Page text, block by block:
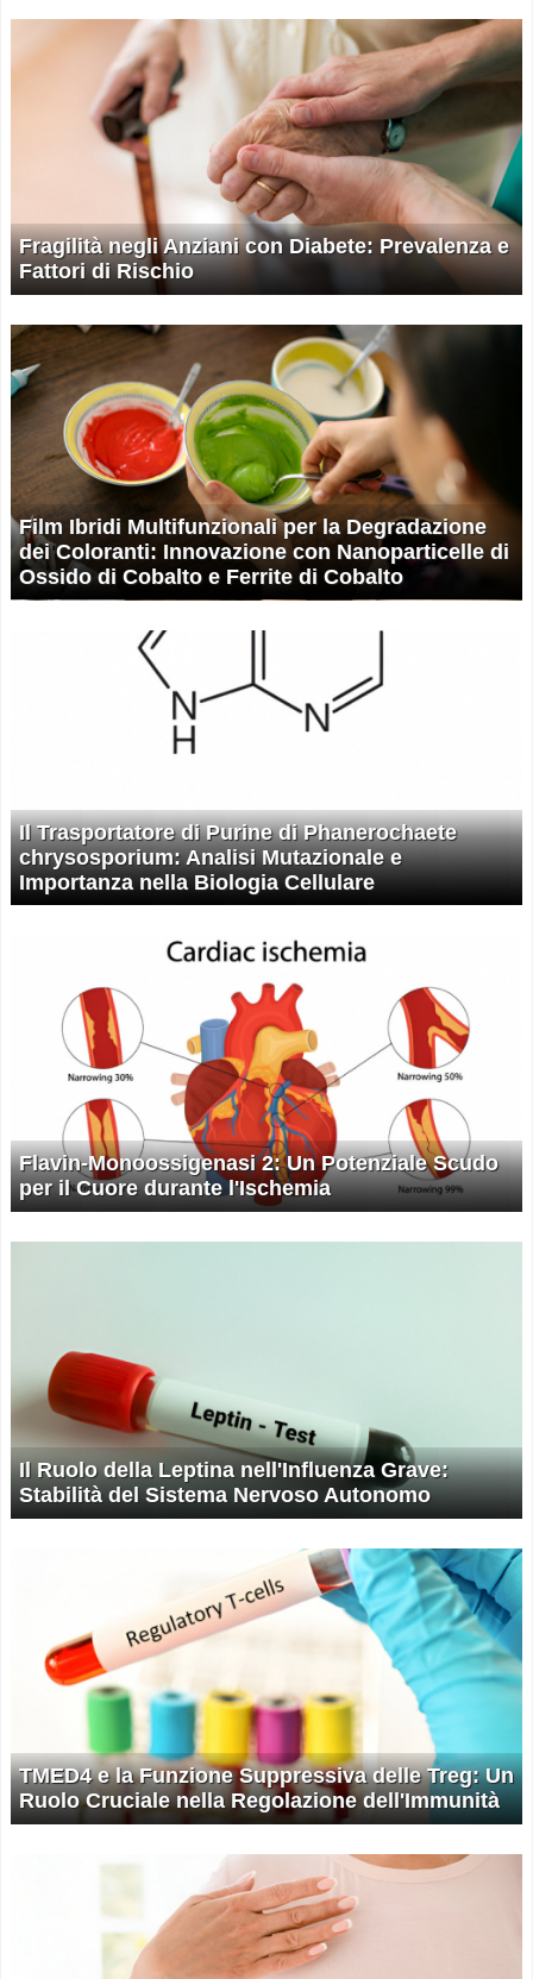
Fragilità negli Anziani con Diabete: Prevalenza e
Fattori di Rischio
Film Ibridi Multifunzionali per la Degradazione
dei Coloranti: Innovazione con Nanoparticelle di
Ossido di Cobalto e Ferrite di Cobalto
Il Trasportatore di Purine di Phanerochaete
chrysosporium: Analisi Mutazionale e
Importanza nella Biologia Cellulare
Flavin-Monoossigenasi 2: Un Potenziale Scudo
per il Cuore durante l'Ischemia
Il Ruolo della Leptina nell'Influenza Grave:
Stabilità del Sistema Nervoso Autonomo
TMED4 e la Funzione Suppressiva delle Treg: Un
Ruolo Cruciale nella Regolazione dell'Immunità